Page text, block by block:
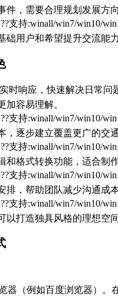
，需要合理规划发展方向
支持:winall/win7/win10/
用户和希望提升交流能
时响应，快速解决日常
加容易理解。
支持:winall/win7/win10/
逐步建立覆盖更广的交通
支持:winall/win7/win10/
和格式转换功能，适合制
支持:winall/win7/win10/
排，帮助团队减少沟通成
支持:winall/win7/win10/
打造独具风格的理想空间
器（例如百度浏览器）。